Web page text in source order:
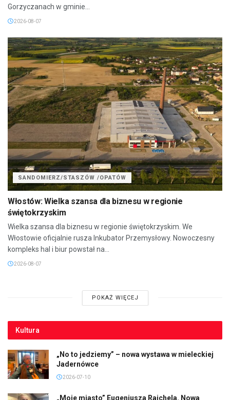
Gorzyczanach w gminie...
2026-08-07
SANDOMIERZ/STASZÓW /OPATÓW
Włostów: Wielka szansa dla biznesu w regionie
świętokrzyskim
Wielka szansa dla biznesu w regionie świętokrzyskim. We
Włostowie oficjalnie rusza Inkubator Przemysłowy. Nowoczesny
kompleks hal i biur powstał na...
2026-08-07
POKAŻ WIĘCEJ
Kultura
„No to jedziemy” – nowa wystawa w mieleckiej
Jadernówce
2026-07-10
„Moje miasto” Eugeniusza Rajchela. Nowa